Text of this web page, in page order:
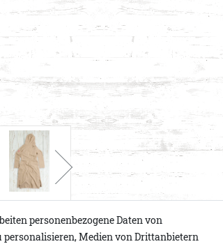
personenbezogene Daten von
personalisieren, Medien von Drittanbietern